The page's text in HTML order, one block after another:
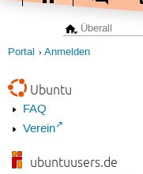
Portal Anmelden
Ubuntu
FAQ
Verein
ubuntuusers.de